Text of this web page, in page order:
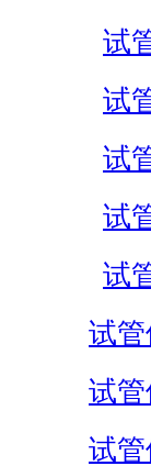
试
试
试
试
试
试
试
试